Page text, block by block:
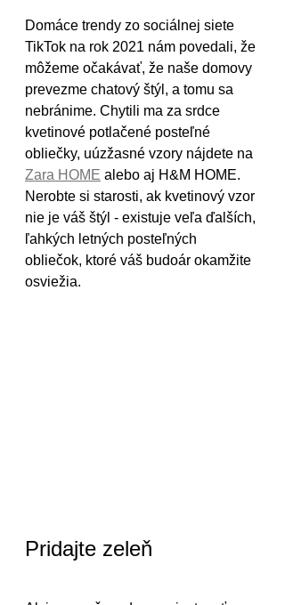
Domáce trendy zo sociálnej siete
TikTok na rok 2021 nám povedali, že
môžeme očakávať, že naše domovy
prevezme chatový štýl, a tomu sa
nebránime. Chytili ma za srdce
kvetinové potlačené posteľné
obliečky, uúzžasné vzory nájdete na
Zara HOME alebo aj H&M HOME.
Nerobte si starosti, ak kvetinový vzor
nie je váš štýl - existuje veľa ďalších,
ľahkých letných posteľných
obliečok, ktoré váš budoár okamžite
osviežia.
Pridajte zeleň